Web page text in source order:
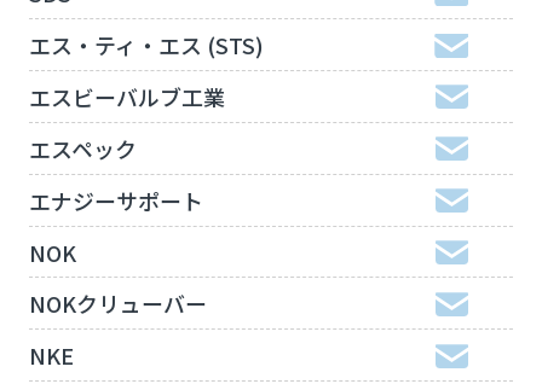
エス・ティ・エス (STS)
エスビーバルブ工業
エスペック
エナジーサポート
NOK
NOKクリューバー
NKE